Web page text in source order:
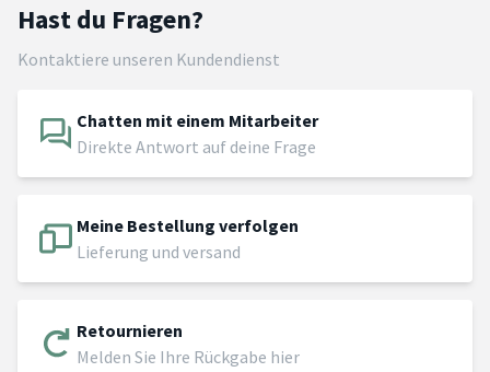
Hast du Fragen?
Kontaktiere unseren Kundendienst
Chatten mit einem Mitarbeiter
Direkte Antwort auf deine Frage
Meine Bestellung verfolgen
Lieferung und versand
Retournieren
Melden Sie Ihre Rückgabe hier